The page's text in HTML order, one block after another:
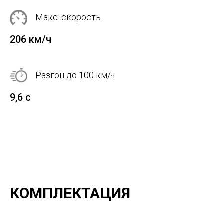
Макс. скорость
206 км/ч
Разгон до 100 км/ч
9,6 с
КОМПЛЕКТАЦИЯ